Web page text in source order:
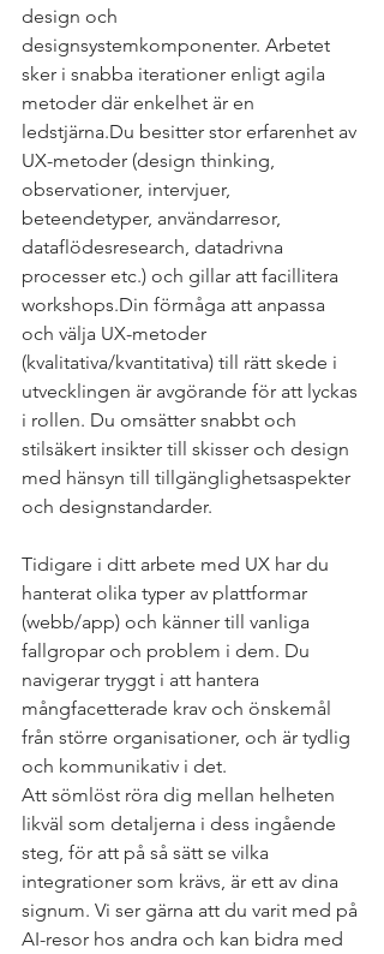
design och
designsystemkomponenter. Arbetet
sker i snabba iterationer enligt agila
metoder där enkelhet är en
ledstjärna.Du besitter stor erfarenhet av
UX-metoder (design thinking,
observationer, intervjuer,
beteendetyper, användarresor,
dataflödesresearch, datadrivna
processer etc.) och gillar att facillitera
workshops.Din förmåga att anpassa
och välja UX-metoder
(kvalitativa/kvantitativa) till rätt skede i
utvecklingen är avgörande för att lyckas
i rollen. Du omsätter snabbt och
stilsäkert insikter till skisser och design
med hänsyn till tillgänglighetsaspekter
och designstandarder.
Tidigare i ditt arbete med UX har du
hanterat olika typer av plattformar
(webb/app) och känner till vanliga
fallgropar och problem i dem. Du
navigerar tryggt i att hantera
mångfacetterade krav och önskemål
från större organisationer, och är tydlig
och kommunikativ i det.
Att sömlöst röra dig mellan helheten
likväl som detaljerna i dess ingående
steg, för att på så sätt se vilka
integrationer som krävs, är ett av dina
signum. Vi ser gärna att du varit med på
AI-resor hos andra och kan bidra med